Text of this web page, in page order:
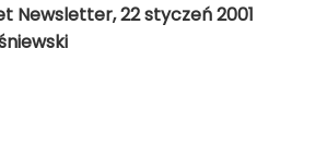
Newsletter, 22 styczeń 2001